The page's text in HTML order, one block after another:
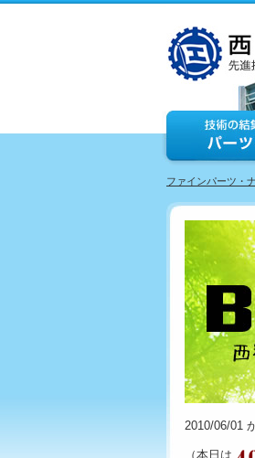
ファインパーツ・
2010/06/01
（本日は